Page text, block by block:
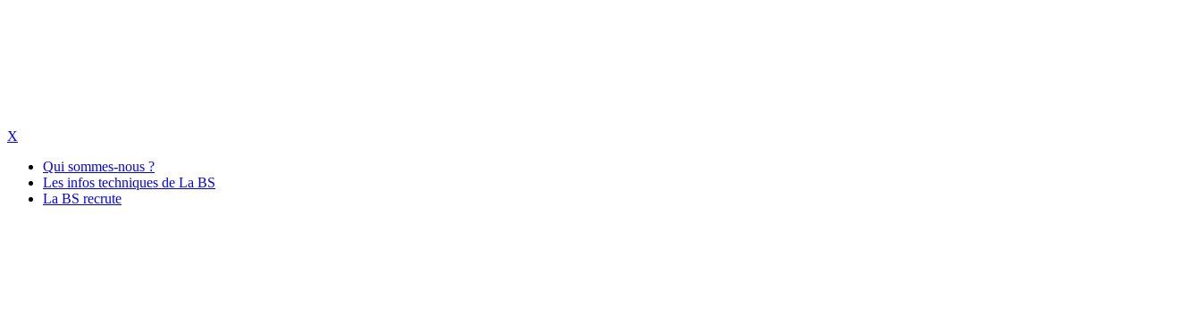
X
Qui sommes-nous ?
Les infos techniques de La BS
La BS recrute